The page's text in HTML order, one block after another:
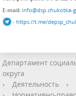
E-mail: info@dsp.chukotka-
- https://t.me/
Департамент
округа
›
Деятельность ›